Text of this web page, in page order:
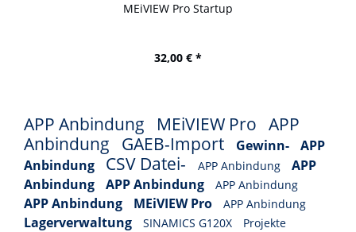
MEiVIEW Pro Startup
32,00 € *
APP Anbindung MEiVIEW Pro APP
Anbindung
GAEB-Import Gewinn-
APP
Anbindung
CSV Datei- APP Anbindung
APP
Anbindung
APP Anbindung APP Anbindung
APP Anbindung MEiVIEW Pro APP Anbindung
Lagerverwaltung SINAMICS G120X
Projekte